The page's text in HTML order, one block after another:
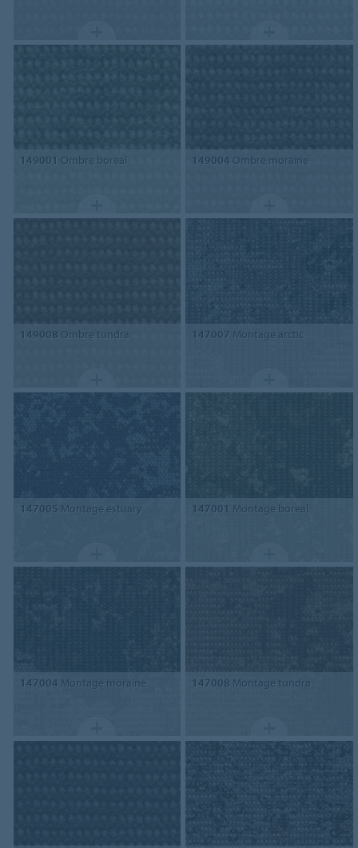
149001 Ombre boreal 149004 Ombre moraine
149008 Ombre tundra 147007 Montage arctic
147005 Montage estuary 147001 Montage boreal
147004 Montage moraine 147008 Montage tundra